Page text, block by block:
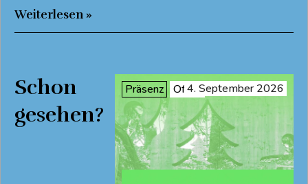
Weiterlesen »
Schon
gesehen?
Präsenz Offen
Refresher –
Leitungsaufgaben
im
4. September 2026